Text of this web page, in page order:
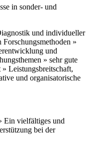
in sonder- und
und individueller
»
und
» sehr gute
Leistungsbreitschaft,
und organisatorische
Ein vielfältiges und
bei der